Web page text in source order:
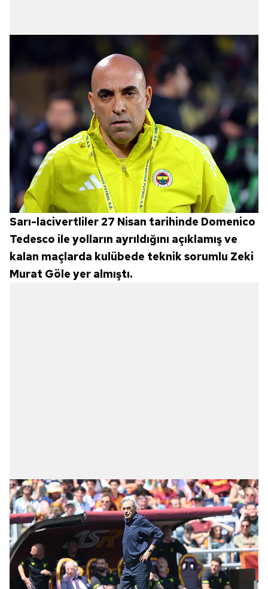
Sarı-lacivertliler 27 Nisan tarihinde Domenico
Tedesco ile yolların ayrıldığını açıklamış ve
kalan maçlarda kulübede teknik sorumlu Zeki
Murat Göle yer almıştı.